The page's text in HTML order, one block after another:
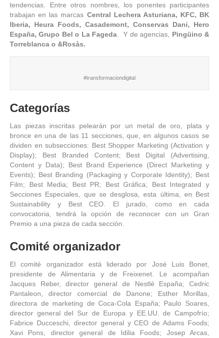
tendencias. Entre otros nombres, los ponentes participantes
trabajan en las marcas Central Lechera Asturiana, KFC, BK
Iberia, Heura Foods, Casademont, Conservas Dani, Hero
España, Grupo Bel o La Fageda. Y de agencias, Pingüino &
Torreblanca o &Rosàs.
#transformaciondigital
Categorías
Las piezas inscritas pelearán por un metal de oro, plata y
bronce en una de las 11 secciones, que, en algunos casos se
dividen en subsecciones: Best Shopper Marketing (Activation y
Display); Best Branded Content; Best Digital (Advertising,
Content y Data); Best Brand Experience (Direct Marketing y
Events); Best Branding (Packaging y Corporate Identity); Best
Film; Best Media; Best PR; Best Gráfica; Best Integrated y
Secciones Especiales, que se desglosa, esta última, en Best
Sustainability y Best CEO. El jurado, como en cada
convocatoria, tendrá la opción de reconocer con un Gran
Premio a una pieza de cada sección.
Comité organizador
El comité organizador está liderado por José Luis Bonet,
presidente de Alimentaria y de Freixenet. Le acompañan
Jacques Reber, director general de Nestlé España; Cedric
Pantaleon, director comercial de Danone; Esther Morillas,
directora de marketing de Coca-Cola España; Paulo Soares,
director general del Sur de Europa y EE.UU. de Campofrío;
Fabrice Ducceschi, director general y CEO de Adams Foods;
Xavi Pons, director general de Idilia Foods; Josep Arcas,